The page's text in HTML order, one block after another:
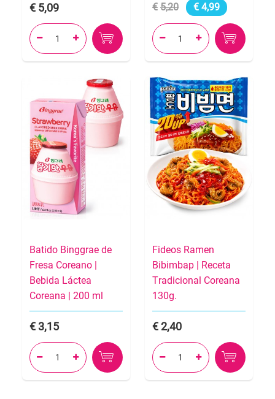
5,09
 
5,20 4,99
 
Batido Binggrae de
Fresa Coreano |
Bebida Láctea
Coreana | 200 ml
3,15
 
Fideos Ramen
Bibimbap | Receta
Tradicional Coreana
130g.
2,40
 